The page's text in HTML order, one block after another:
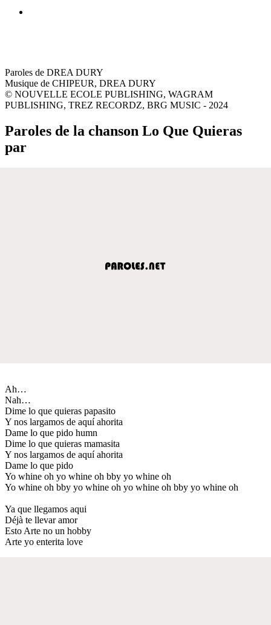
Paroles de DREA DURY
Musique de CHIPEUR, DREA DURY
© NOUVELLE ECOLE PUBLISHING, WAGRAM
PUBLISHING, TREZ RECORDZ, BRG MUSIC - 2024
Paroles de la chanson Lo Que Quieras
par
Ah…
Nah…
Dime lo que quieras papasito
Y nos largamos de aquí ahorita
Dame lo que pido humn
Dime lo que quieras mamasita
Y nos largamos de aquí ahorita
Dame lo que pido
Yo whine oh yo whine oh bby yo whine oh
Yo whine oh bby yo whine oh yo whine oh bby yo whine oh
Ya que llegamos aqui
Déjà te llevar amor
Esto Arte no un hobby
Arte yo enterita love